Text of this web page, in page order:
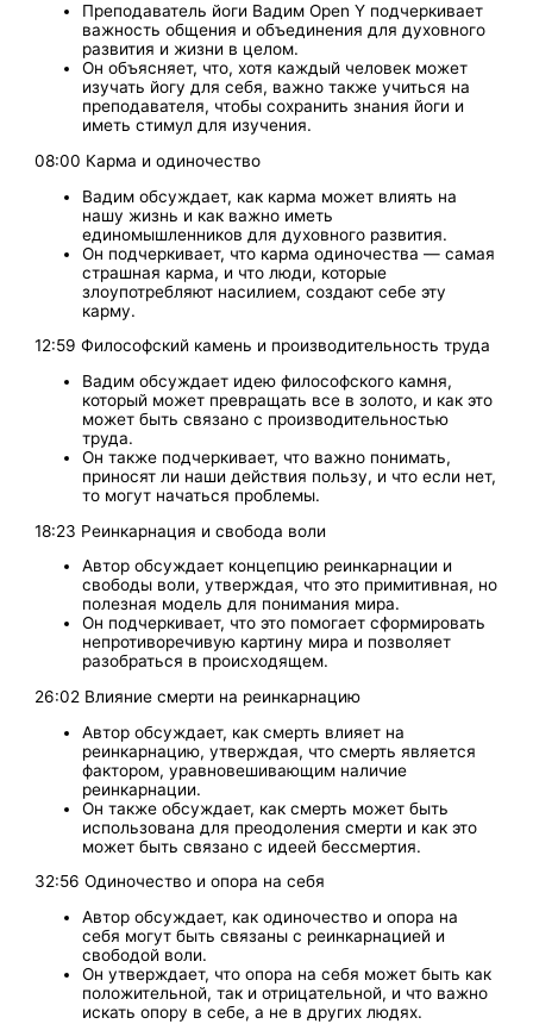
Преподаватель йоги Вадим Open Y подчеркивает
важность общения и объединения для духовного
развития и жизни в целом.
Он объясняет, что, хотя каждый человек может
изучать йогу для себя, важно также учиться на
преподавателя, чтобы сохранить знания йоги и
иметь стимул для изучения.
08:00 Карма и одиночество
Вадим обсуждает, как карма может влиять на
нашу жизнь и как важно иметь
единомышленников для духовного развития.
Он подчеркивает, что карма одиночества — самая
страшная карма, и что люди, которые
злоупотребляют насилием, создают себе эту
карму.
12:59 Философский камень и производительность труда
Вадим обсуждает идею философского камня,
который может превращать все в золото, и как это
может быть связано с производительностью
труда.
Он также подчеркивает, что важно понимать,
приносят ли наши действия пользу, и что если нет,
то могут начаться проблемы.
18:23 Реинкарнация и свобода воли
Автор обсуждает концепцию реинкарнации и
свободы воли, утверждая, что это примитивная, но
полезная модель для понимания мира.
Он подчеркивает, что это помогает сформировать
непротиворечивую картину мира и позволяет
разобраться в происходящем.
26:02 Влияние смерти на реинкарнацию
Автор обсуждает, как смерть влияет на
реинкарнацию, утверждая, что смерть является
фактором, уравновешивающим наличие
реинкарнации.
Он также обсуждает, как смерть может быть
использована для преодоления смерти и как это
может быть связано с идеей бессмертия.
32:56 Одиночество и опора на себя
Автор обсуждает, как одиночество и опора на
себя могут быть связаны с реинкарнацией и
свободой воли.
Он утверждает, что опора на себя может быть как
положительной, так и отрицательной, и что важно
искать опору в себе, а не в других людях.